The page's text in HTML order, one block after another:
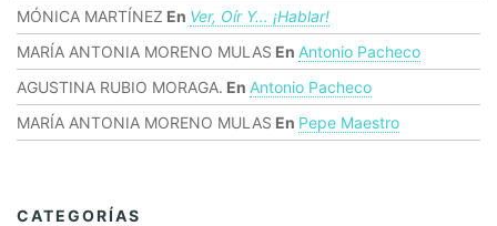
MÓNICA MARTÍNEZ En Ver, Oír Y… ¡hablar!
MARÍA ANTONIA MORENO MULAS En Antonio Pacheco
AGUSTINA RUBIO MORAGA. En Antonio Pacheco
MARÍA ANTONIA MORENO MULAS En Pepe Maestro
CATEGORÍAS